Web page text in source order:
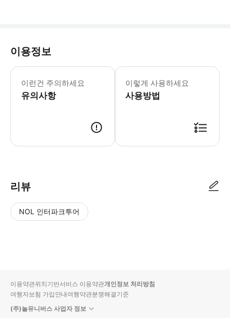
이용정보
이런건 주의하세요
유의사항
*입장료(자유의 여신상 페리 $30/인,
이렇게 사용하세요
사용방법
리뷰
NOL 인터파크투어
입니
다.
순
상
이용약관위치기반서비스 이용약관개인정보 처리방침
여행자보험 가입안내여행약관분쟁해결기준
(주)놀유니버스 사업자 정보